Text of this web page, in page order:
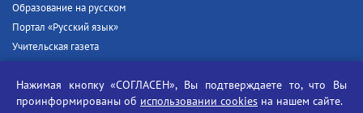
Образование на русском
Портал «Русский язык»
Учительская газета
Единый портал государственных услуг
Нажимая кнопку «СОГЛАСЕН», Вы подтверждаете то, что Вы
проинформированы об использовании cookies на нашем сайте.